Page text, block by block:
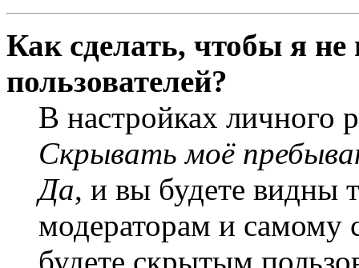
Как сделать, чтобы я
пользователей?
В настройках личного
Скрывать моё
Да, и вы будете видны
модераторам и самому
будете скрытым